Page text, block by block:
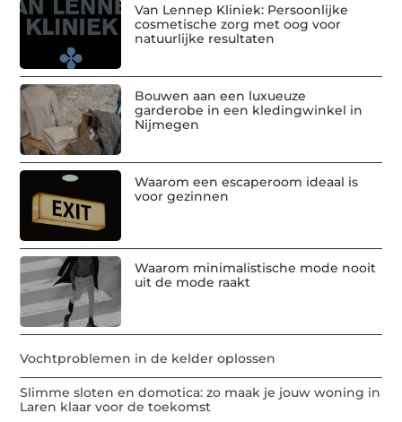
Van Lennep Kliniek: Persoonlijke
cosmetische zorg met oog voor
natuurlijke resultaten
Bouwen aan een luxueuze
garderobe in een kledingwinkel in
Nijmegen
Waarom een escaperoom ideaal is
voor gezinnen
Waarom minimalistische mode nooit
uit de mode raakt
Vochtproblemen in de kelder oplossen
Slimme sloten en domotica: zo maak je jouw woning in
Laren klaar voor de toekomst